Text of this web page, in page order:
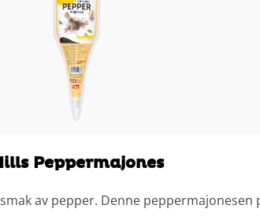
Peppermajones
av pepper. Denne